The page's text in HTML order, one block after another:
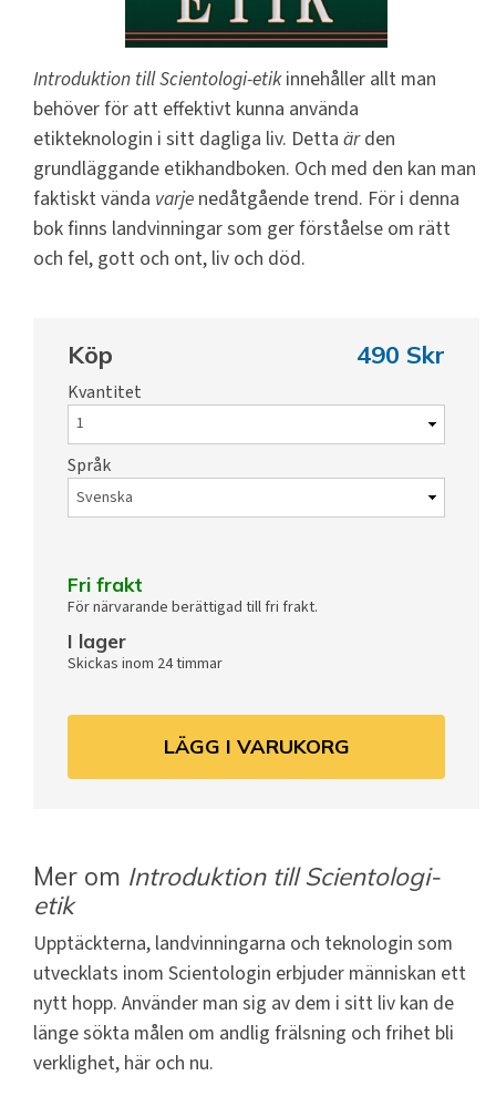
Introduktion till Scientologi-etikinnehåller allt man
behöver för att effektivt kunna använda
etikteknologin i sitt dagliga liv. Detta ärden
grundläggande etikhandboken. Och med den kan man
faktiskt vända varje nedåtgående trend. För i denna
bok finns landvinningar som ger förståelse om rätt
och fel, gott och ont, liv och död.
Köp 490 Skr
Kvantitet
Språk
Fri frakt
För närvarande berättigad till fri frakt.
I lager
Skickas inom 24 timmar
LÄGG I VARUKORG
Mer om Introduktion till Scientologi-
etik
Upptäckterna, landvinningarna och teknologin som
utvecklats inom Scientologin erbjuder människan ett
nytt hopp. Använder man sig av dem i sitt liv kan de
länge sökta målen om andlig frälsning och frihet bli
verklighet, här och nu.